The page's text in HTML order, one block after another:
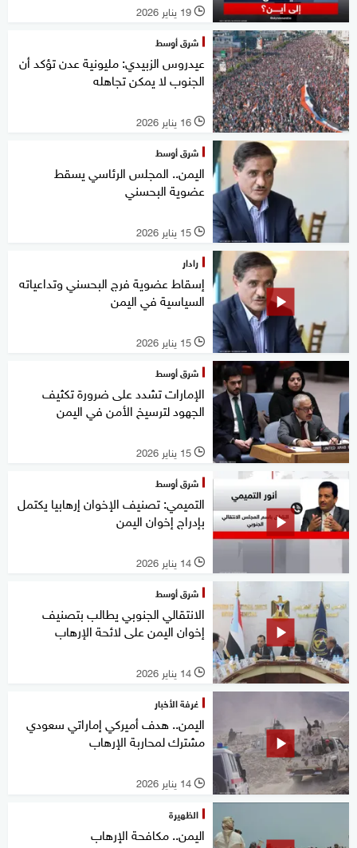
l 19 يناير 2026
شرق أوسط
عيدروس الزبيدي: مليونية عدن تؤكد أن
الجنوب لا يمكن تجاهله
l 16 يناير 2026
شرق أوسط
اليمن.. المجلس الرئاسي يسقط
عضوية البحسني
l 15 يناير 2026
رادار
إسقاط عضوية فرج البحسني وتداعياته
السياسية في اليمن
l 15 يناير 2026
شرق أوسط
الإمارات تشدد على ضرورة تكثيف
الجهود لترسيخ الأمن في اليمن
l 15 يناير 2026
شرق أوسط
التميمي: تصنيف الإخوان إرهابيا يكتمل
بإدراج إخوان اليمن
l 14 يناير 2026
شرق أوسط
الانتقالي الجنوبي يطالب بتصنيف
إخوان اليمن على لائحة الإرهاب
l 14 يناير 2026
غرفة الأخبار
اليمن.. هدف أميركي إماراتي سعودي
مشترك لمحاربة الإرهاب
l 14 يناير 2026
الظهيرة
اليمن.. مكافحة الإرهاب